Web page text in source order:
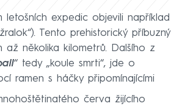
letošních expedic objevili například
Tento prehistorický příbuzný
několika kilometrů. Dalšího z
“ tedy „koule smrti“, jde o
ramen s háčky připomínajícími
červa žijícího